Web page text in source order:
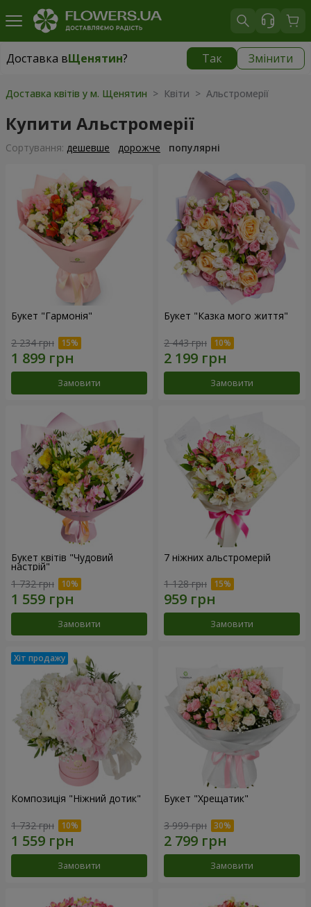
Доставка вЩенятин? Так Змінити
Доставка вЩенятин|
Доставка квітів у м. Щенятин > Квіти > Альстромерії
Купити Альстромерії
Сортування: дешевше дорожче популярні
Букет "Гармонія"
2 234 грн
Замовити
Букет "Казка мого життя"
2 443 грн
Замовити
Букет квітів "Чудовий
настрій"
1 732 грн
Замовити
7 ніжних альстромерій
1 128 грн
Замовити
Композиція "Ніжний дотик"
1 732 грн
Замовити
Букет "Хрещатик"
3 999 грн
Замовити